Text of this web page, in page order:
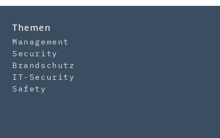
Themen
Management
Security
Brandschutz
IT-Security
Safety